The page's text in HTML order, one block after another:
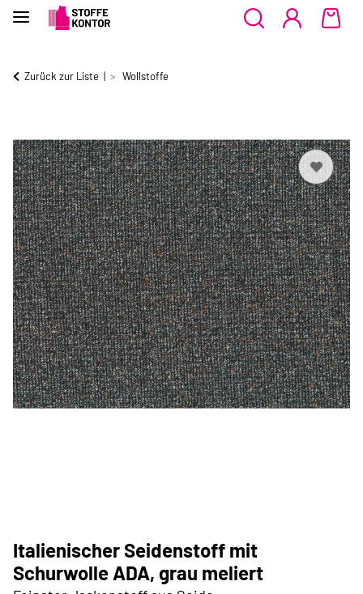
Zurück zur Liste Wollstoffe
Italienischer Seidenstoff mit
Schurwolle ADA, grau meliert